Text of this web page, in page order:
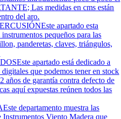
Las medidas en cms están
del aro.
Este apartado esta
pequeños para las
panderetas, claves, triángulos,
Este apartado está dedicado a
que podemos tener en stock
años de garantía contra defecto de
aquí expuestas reúnen todos las
Este departamento muestra las
Instrumentos Viento Madera que